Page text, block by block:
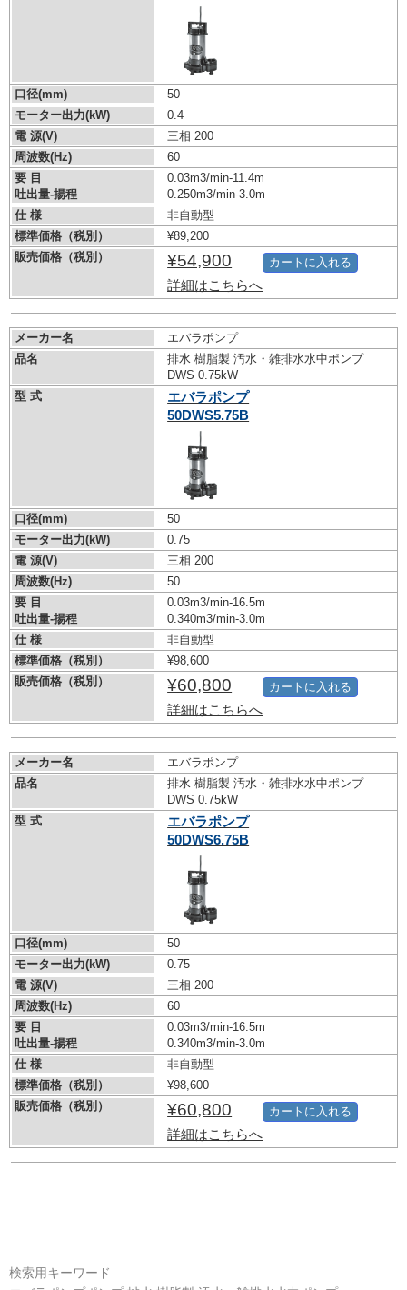
口径(mm)
50
モーター出力(kW)
0.4
電 源(V)
三相 200
周波数(Hz)
60
要 目
吐出量-揚程
0.03m3/min-11.4m
0.250m3/min-3.0m
仕 様
非自動型
標準価格（税別）
¥89,200
販売価格（税別）
¥54,900
詳細はこちらへ
カートに入れる
メーカー名
エバラポンプ
品名
排水 樹脂製 汚水・雑排水水中ポンプ
DWS 0.75kW
型 式
エバラポンプ
50DWS5.75B
口径(mm)
50
モーター出力(kW)
0.75
電 源(V)
三相 200
周波数(Hz)
50
要 目
吐出量-揚程
0.03m3/min-16.5m
0.340m3/min-3.0m
仕 様
非自動型
標準価格（税別）
¥98,600
販売価格（税別）
¥60,800
詳細はこちらへ
カートに入れる
メーカー名
エバラポンプ
品名
排水 樹脂製 汚水・雑排水水中ポンプ
DWS 0.75kW
型 式
エバラポンプ
50DWS6.75B
口径(mm)
50
モーター出力(kW)
0.75
電 源(V)
三相 200
周波数(Hz)
60
要 目
吐出量-揚程
0.03m3/min-16.5m
0.340m3/min-3.0m
仕 様
非自動型
標準価格（税別）
¥98,600
販売価格（税別）
¥60,800
詳細はこちらへ
カートに入れる
検索用キーワード